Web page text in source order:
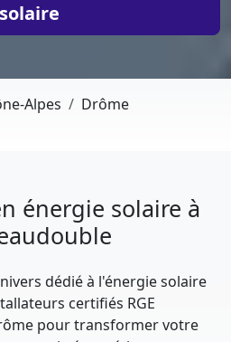
solaire
Alpes
Drôme
énergie solaire à
dédié à l'énergie solaire
certifiés RGE
pour transformer votre